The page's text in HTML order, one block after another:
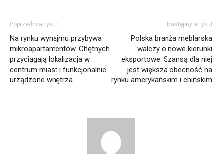
Poprzedni artykuł
Na rynku wynajmu przybywa
mikroapartamentów. Chętnych
przyciągają lokalizacja w
centrum miast i funkcjonalnie
urządzone wnętrza
Następny artykuł
Polska branża meblarska
walczy o nowe kierunki
eksportowe. Szansą dla niej
jest większa obecność na
rynku amerykańskim i chińskim